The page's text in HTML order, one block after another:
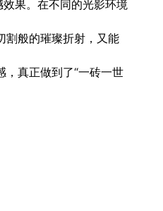
效果。在不同的光影环境
割般的璀璨折射，又能
，真正做到了“一砖一世